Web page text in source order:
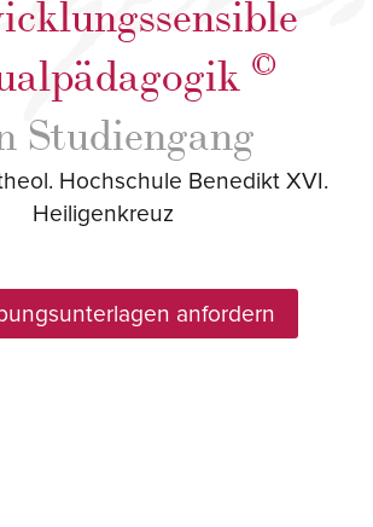
©
Studiengang
Hochschule Benedikt XVI.
Heiligenkreuz
anfordern